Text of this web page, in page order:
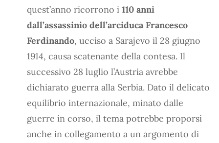
quest’anno ricorrono i 110 anni
dall’assassinio dell’arciduca Francesco
Ferdinando, ucciso a Sarajevo il 28 giugno
1914, causa scatenante della contesa. Il
successivo 28 luglio l’Austria avrebbe
dichiarato guerra alla Serbia. Dato il delicato
equilibrio internazionale, minato dalle
guerre in corso, il tema potrebbe proporsi
anche in collegamento a un argomento di